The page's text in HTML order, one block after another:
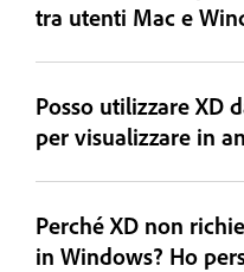
tra utenti Mac e
Posso utilizzare XD
per visualizzare in
Perché XD non
in Windows? Ho